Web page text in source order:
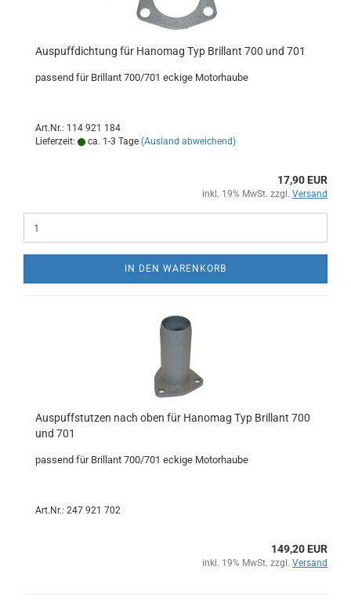
Auspuffdichtung für Hanomag Typ Brillant 700 und 701
passend für Brillant 700/701 eckige Motorhaube
Art.Nr.: 114 921 184
Lieferzeit:
ca. 1-3 Tage (Ausland abweichend)
17,90 EUR
inkl. 19% MwSt. zzgl. Versand
IN DEN WARENKORB
Auspuffstutzen nach oben für Hanomag Typ Brillant 700
und 701
passend für Brillant 700/701 eckige Motorhaube
Art.Nr.: 247 921 702
149,20 EUR
inkl. 19% MwSt. zzgl. Versand